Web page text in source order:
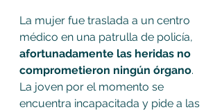
La mujer fue traslada a un centro
médico en una patrulla de policía,
afortunadamente las heridas no
comprometieron ningún órgano.
La joven por el momento se
encuentra incapacitada y pide a las